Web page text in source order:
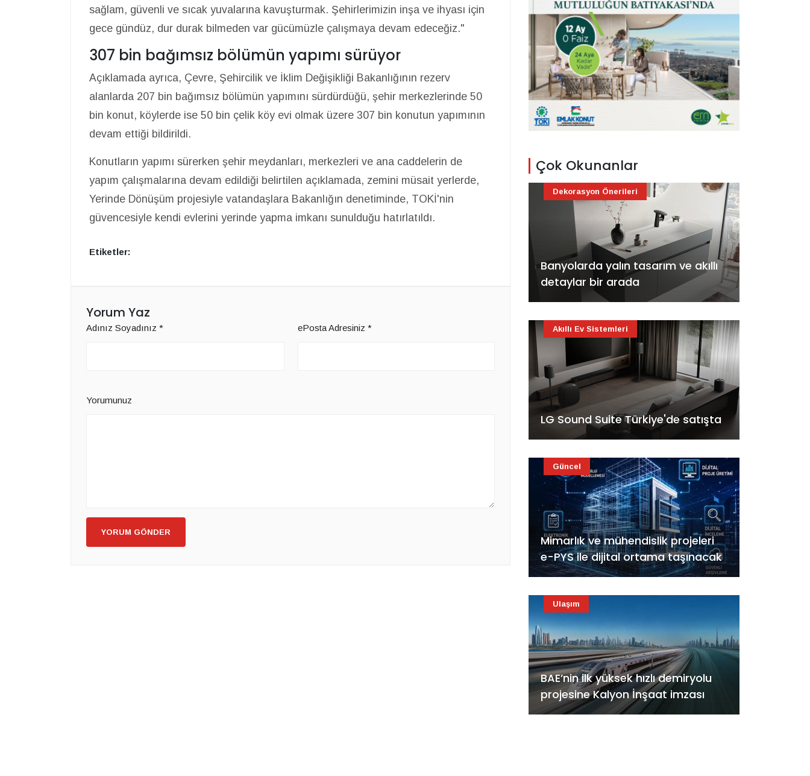
sağlam, güvenli ve sıcak yuvalarına kavuşturmak. Şehirlerimizin inşa ve ihyası için
gece gündüz, dur durak bilmeden var gücümüzle çalışmaya devam edeceğiz."
307 bin bağımsız bölümün yapımı sürüyor
Açıklamada ayrıca, Çevre, Şehircilik ve İklim Değişikliği Bakanlığının rezerv
alanlarda 207 bin bağımsız bölümün yapımını sürdürdüğü, şehir merkezlerinde 50
bin konut, köylerde ise 50 bin çelik köy evi olmak üzere 307 bin konutun yapımının
devam ettiği bildirildi.
Konutların yapımı sürerken şehir meydanları, merkezleri ve ana caddelerin de
yapım çalışmalarına devam edildiği belirtilen açıklamada, zemini müsait yerlerde,
Yerinde Dönüşüm projesiyle vatandaşlara Bakanlığın denetiminde, TOKİ'nin
güvencesiyle kendi evlerini yerinde yapma imkanı sunulduğu hatırlatıldı.
Etiketler:
Yorum Yaz
Adınız Soyadınız * ePosta Adresiniz *
Yorumunuz
YORUM GÖNDER
Çok Okunanlar
Banyolarda yalın tasarım ve akıllı
detaylar bir arada
Dekorasyon Önerileri
LG Sound Suite Türkiye'de satışta
Akıllı Ev Sistemleri
Mimarlık ve mühendislik projeleri
e-PYS ile dijital ortama taşınacak
Güncel
BAE’nin ilk yüksek hızlı demiryolu
projesine Kalyon İnşaat imzası
Ulaşım